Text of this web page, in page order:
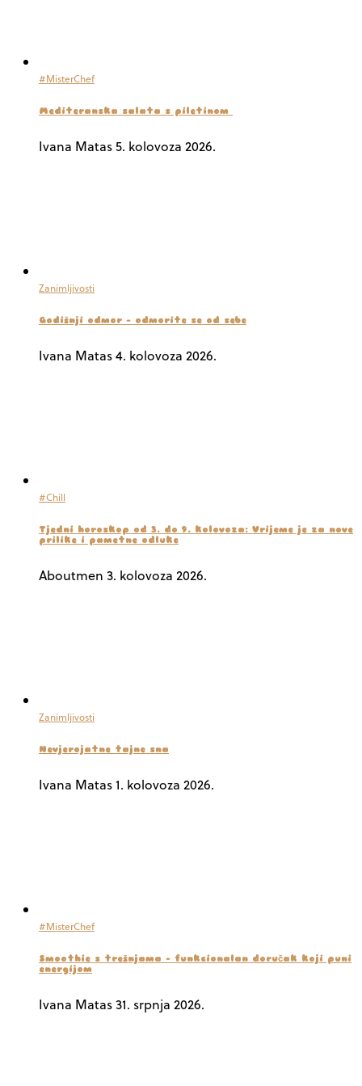
#MisterChef
Mediteranska salata s piletinom
Ivana Matas5. kolovoza 2026.
Zanimljivosti
Godišnji odmor – odmorite se od sebe
Ivana Matas4. kolovoza 2026.
#Chill
Tjedni horoskop od 3. do 9. kolovoza: Vrijeme je za nove
prilike i pametne odluke
Aboutmen 3. kolovoza 2026.
Zanimljivosti
Nevjerojatne tajne sna
Ivana Matas1. kolovoza 2026.
#MisterChef
Smoothie s trešnjama – funkcionalan doručak koji puni
energijom
Ivana Matas31. srpnja 2026.